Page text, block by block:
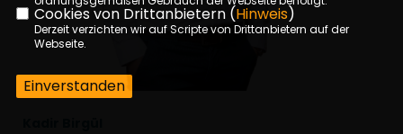
Cookies von Drittanbietern (Hinweis)
Derzeit verzichten wir auf Scripte von Drittanbietern auf der
Webseite.
Einverstanden